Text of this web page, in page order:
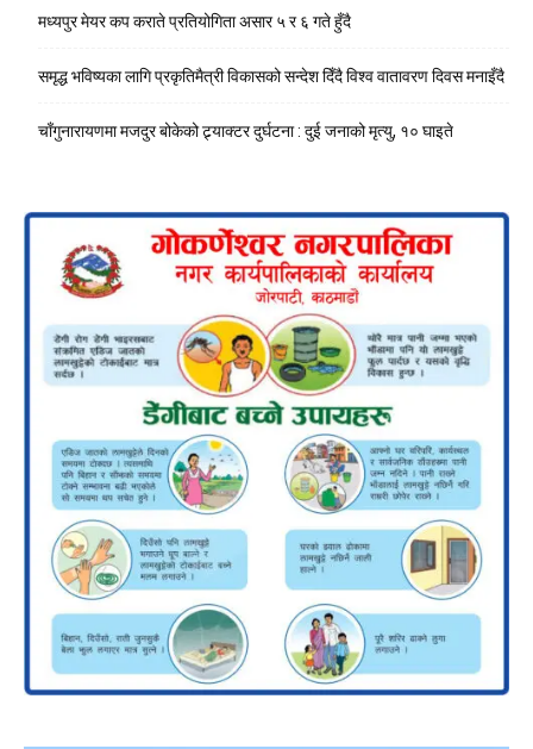
मध्यपुर मेयर कप कराते प्रतियोगिता असार ५ र ६ गते हुँदै
समृद्ध भविष्यका लागि प्रकृतिमैत्री विकासको सन्देश दिँदै विश्व वातावरण दिवस मनाइँदै
चाँगुनारायणमा मजदुर बोकेको ट्र्याक्टर दुर्घटना : दुई जनाको मृत्यु, १० घाइते